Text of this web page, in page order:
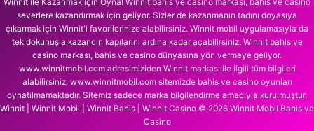
Winnit ile Kazanmak için Oyna! Winnit bahis ve casino markası, bahis ve casino
severlere kazandırmak için geliyor. Sizler de kazanmanın tadını doyasıya
çıkarmak için Winnit'i favorilerinize alabilirsiniz. Winnit mobil uygulamasıyla da
tek dokunuşla kazancın kapılarını ardına kadar açabilirsiniz. Winnit bahis ve
casino markası, bahis ve casino dünyasına yön vermeye geliyor.
www.winnitmobil.com adresimiziden Winnit markası ile ilgili tüm bilgileri
alabilirsiniz. www.winnitmobil.com sitemizde bahis ve casino oyunları
oynatılmamaktadır. Sitemiz sadece marka bilgilendirme amacıyla kurulmuştur.
Winnit | Winnit Mobil | Winnit Bahis | Winnit Casino © 2026 Winnit Mobil Bahis ve
Casino